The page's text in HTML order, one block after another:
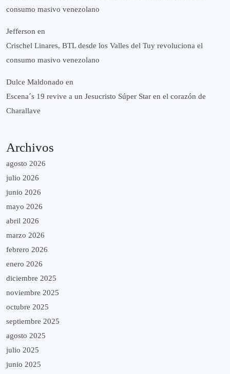
consumo masivo venezolano
Jefferson en
Crischel Linares, BTL desde los Valles del Tuy revoluciona el
consumo masivo venezolano
Dulce Maldonado en
Escena´s 19 revive a un Jesucristo Súper Star en el corazón de
Charallave
Archivos
agosto 2026
julio 2026
junio 2026
mayo 2026
abril 2026
marzo 2026
febrero 2026
enero 2026
diciembre 2025
noviembre 2025
octubre 2025
septiembre 2025
agosto 2025
julio 2025
junio 2025